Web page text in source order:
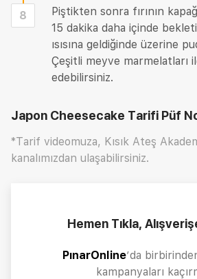
8
Piştikten sonra fırının
15 dakika daha içinde
ısısına geldiğinde üzerine
Çeşitli meyve marmelatları
edebilirsiniz.
Japon Cheesecake Tarifi Püf
*Tarif videomuza, Kısık Ateş
kanalımızdan ulaşabilirsiniz.
Hemen Tıkla,
PınarOnline’da
kampanyaları